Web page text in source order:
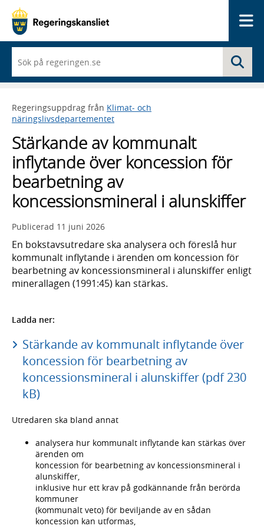
du
börjar
skriva
framträder
en
med
sökförslag
Regeringsuppdrag från Klimat- och
näringslivsdepartementet
Stärkande av kommunalt
inflytande över koncession för
bearbetning av
koncessionsmineral i alunskiffer
Publicerad 11 juni 2026
En bokstavsutredare ska analysera och föreslå hur
kommunalt inflytande i ärenden om koncession för
bearbetning av koncessionsmineral i alunskiffer enligt
minerallagen (1991:45) kan stärkas.
Ladda ner:
Stärkande av kommunalt inflytande över
koncession för bearbetning av
koncessionsmineral i alunskiffer (pdf 230
kB)
Utredaren ska bland annat
analysera hur kommunalt inflytande kan stärkas över
ärenden om
koncession för bearbetning av koncessionsmineral i
alunskiffer,
inklusive hur ett krav på godkännande från berörda
kommuner
(kommunalt veto) för beviljande av en sådan
koncession kan utformas,